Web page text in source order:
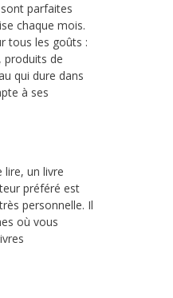
parfaites
chaque mois.
tous les goûts :
produits de
qui dure dans
à ses
lire, un livre
préféré est
personnelle. Il
où vous